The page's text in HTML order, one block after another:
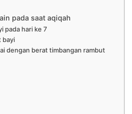
pada saat aqiqah
pada hari ke 7
bayi
dengan berat timbangan rambut